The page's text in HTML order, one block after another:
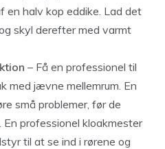
halv kop eddike. Lad det
skyl derefter med varmt
– Få en professionel til
med jævne mellemrum. En
små problemer, før de
professionel kloakmester
til at se ind i rørene og